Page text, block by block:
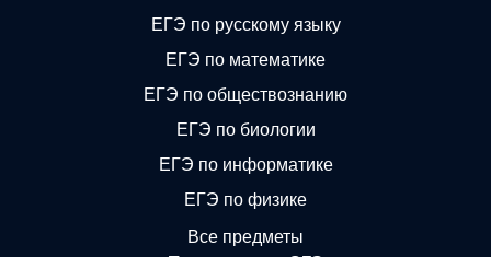
ЕГЭ по русскому языку
ЕГЭ по математике
ЕГЭ по обществознанию
ЕГЭ по биологии
ЕГЭ по информатике
ЕГЭ по физике
Все предметы